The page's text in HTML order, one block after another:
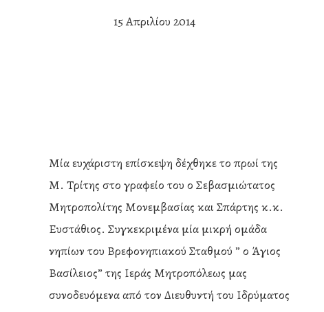
15 Απριλίου 2014
Μία ευχάριστη επίσκεψη δέχθηκε το πρωί της
Μ. Τρίτης στο γραφείο του ο Σεβασμιώτατος
Μητροπολίτης Μονεμβασίας και Σπάρτης κ.κ.
Ευστάθιος. Συγκεκριμένα μία μικρή ομάδα
νηπίων του Βρεφονηπιακού Σταθμού ” ο Άγιος
Βασίλειος” της Ιεράς Μητροπόλεως μας
συνοδευόμενα από τον Διευθυντή του Ιδρύματος